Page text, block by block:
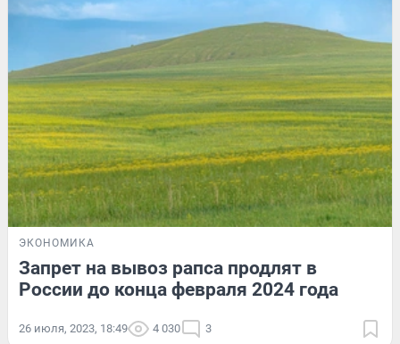
ЭКОНОМИКА
Запрет на вывоз рапса продлят в
России до конца февраля 2024 года
26 июля, 2023, 18:49 4 030 3